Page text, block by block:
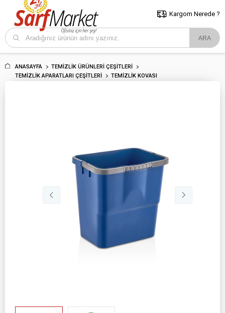
5000 TL ve Üzeri Alışverişlerde İstanbul İçi Kargo Bedava!
ve Trakya İçin Tıklayın..
Kargom Nerede ?
ANASAYFA
TEMIZLIK ÜRÜNLERI ÇEŞITLERI
TEMIZLIK APARATLARI ÇEŞITLERI
TEMIZLIK KOVASI